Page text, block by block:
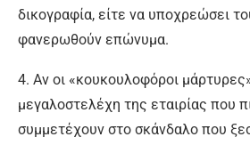
δικογραφία, είτε να υποχρεώσει
φανερωθούν επώνυμα.
4. Αν οι «κουκουλοφόροι
μεγαλοστελέχη της εταιρίας που
συμμετέχουν στο σκάνδαλο που